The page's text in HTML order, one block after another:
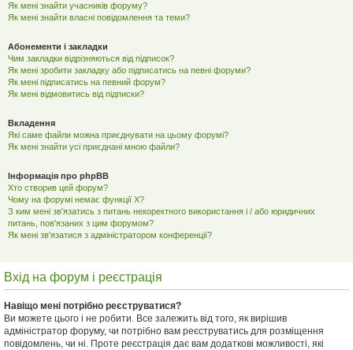
Як мені знайти учасників форуму?
Як мені знайти власні повідомлення та теми?
Абонементи і закладки
Чим закладки відрізняються від підписок?
Як мені зробити закладку або підписатись на певні форуми?
Як мені підписатись на певний форум?
Як мені відмовитись від підписки?
Вкладення
Які саме файли можна приєднувати на цьому форумі?
Як мені знайти усі приєднані мною файли?
Інформація про phpBB
Хто створив цей форум?
Чому на форумі немає функції X?
З ким мені зв'язатись з питань некоректного використання і / або юридичних
питань, пов'язаних з цим форумом?
Як мені зв'язатися з адміністратором конференції?
Вхід на форум і реєстрація
Навіщо мені потрібно реєструватися?
Ви можете цього і не робити. Все залежить від того, як вирішив
адміністратор форуму, чи потрібно вам реєструватись для розміщення
повідомлень, чи ні. Проте реєстрація дає вам додаткові можливості, які